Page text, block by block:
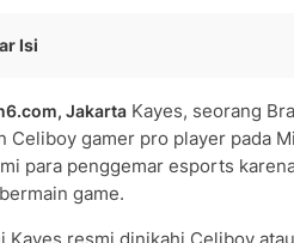
Isi
BA ESport
dengan Gamer Profesional
Kayes ONIC
Menikah dengan Siapa?
Lahir Tahun Berapa?
Jakarta Kayes, seorang
Celiboy gamer pro player pada
para penggemar esports
game.